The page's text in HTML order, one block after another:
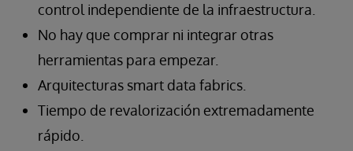
control independiente de la infraestructura.
No hay que comprar ni integrar otras
herramientas para empezar.
Arquitecturas smart data fabrics.
Tiempo de revalorización extremadamente
rápido.